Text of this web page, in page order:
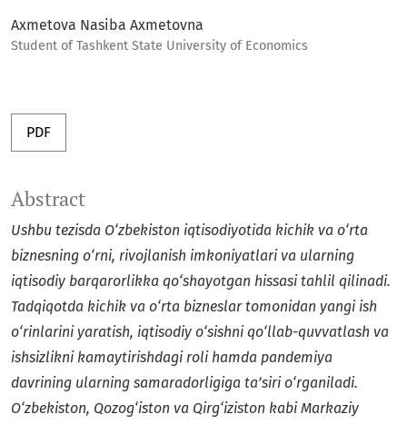
Axmetova Nasiba Axmetovna
Student of Tashkent State University of Economics
PDF
Abstract
Ushbu tezisda O‘zbekiston iqtisodiyotida kichik va o‘rta
biznesning o‘rni, rivojlanish imkoniyatlari va ularning
iqtisodiy barqarorlikka qo‘shayotgan hissasi tahlil qilinadi.
Tadqiqotda kichik va o‘rta bizneslar tomonidan yangi ish
o‘rinlarini yaratish, iqtisodiy o‘sishni qo‘llab-quvvatlash va
ishsizlikni kamaytirishdagi roli hamda pandemiya
davrining ularning samaradorligiga ta’siri o‘rganiladi.
O‘zbekiston, Qozog‘iston va Qirg‘iziston kabi Markaziy